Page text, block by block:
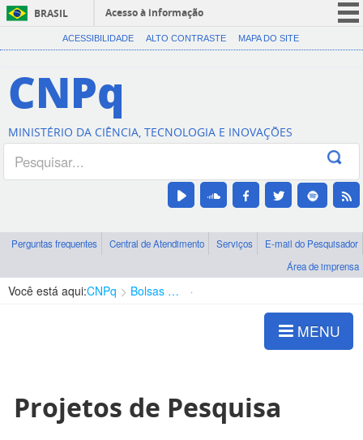
BRASIL
Acesso à informação
CORONAVÍRUS (COVID-19)
Canais
ACESSIBILIDADE ALTO CONTRASTE MAPA DO SITE
CNPq
MINISTÉRIO DA CIÊNCIA, TECNOLOGIA E INOVAÇÕES
Perguntas frequentes Central de Atendimento Serviços
E-mail do Pesquisador
Área de imprensa
Você está aqui:CNPq Bolsas e Auxílios Vigentes
MENU
Projetos de Pesquisa